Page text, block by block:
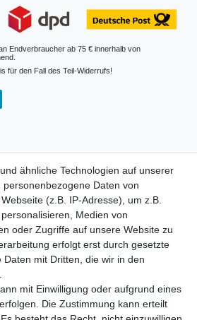
Endverbraucher ab 75 € innerhalb von
für den Fall des Teil-Widerrufs!
Uhr
ähnliche Technologien auf unserer
Daten von
(z.B. IP-Adresse), um z.B.
Medien von
oder Zugriffe auf unsere Website zu
erfolgt erst durch gesetzte
mit Dritten, die wir in den
mit Einwilligung oder aufgrund eines
Die Zustimmung kann erteilt